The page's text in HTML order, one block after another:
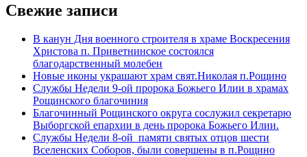
Свежие записи
В канун Дня военного строителя в храме Воскресения
Христова п. Приветнинское состоялся
благодарственный молебен
Новые иконы украшают храм свят.Николая п.Рощино
Службы Недели 9-ой пророка Божьего Илии в храмах
Рощинского благочиния
Благочинный Рощинского округа сослужил секретарю
Выборгской епархии в день пророка Божьего Илии.
Службы Недели 8-ой памяти святых отцов шести
Вселенских Соборов, были совершены в п.Рощино